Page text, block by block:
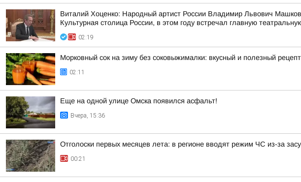
Виталий Хоценко: Народный артист России Владимир Львович
Культурная столица России, в этом году встречал главную
02:19
Морковный сок на зиму без соковыжималки: вкусный и полезный рецепт
02:11
Еще на одной улице Омска появился асфальт!
Вчера, 15:36
Отголоски первых месяцев лета: в регионе вводят режим ЧС из-за
00:21